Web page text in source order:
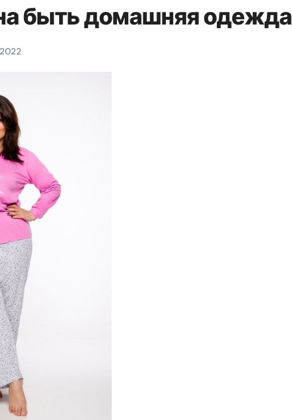
быть домашняя одежда